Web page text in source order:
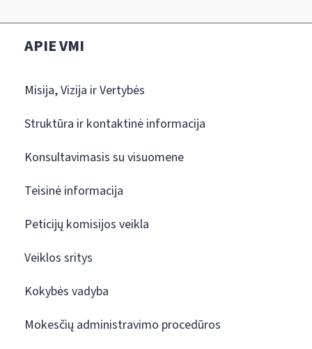
APIE VMI
Misija, Vizija ir Vertybės
Struktūra ir kontaktinė informacija
Konsultavimasis su visuomene
Teisinė informacija
Peticijų komisijos veikla
Veiklos sritys
Kokybės vadyba
Mokesčių administravimo procedūros